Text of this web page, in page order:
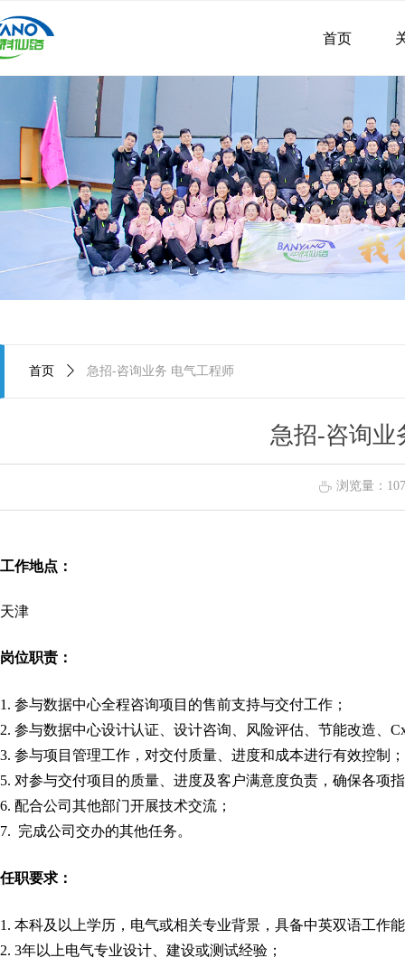
首页
急招-咨询业
首页 ꄲ 急招-咨询业务 电气工程师
工作地点：
天津
岗位职责：
1. 参与数据中心全程咨询项目的售前支持与交付工作；
2. 参与数据中心设计认证、设计咨询、风险评估、节能改造、
3. 参与项目管理工作，对交付质量、进度和成本进行有效控制；
5. 对参与交付项目的质量、进度及客户满意度负责，确保各项
6. 配合公司其他部门开展技术交流；
7. 完成公司交办的其他任务。
任职要求：
1. 本科及以上学历，电气或相关专业背景，具备中英双语工作
2. 3年以上电气专业设计、建设或测试经验；
ꄘ 浏览量：